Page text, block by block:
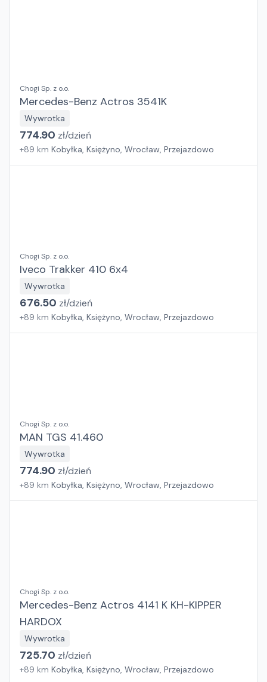
Chogi Sp. z o.o.
Mercedes-Benz Actros 3541K
Wywrotka
774.90 zł/dzień
+89 km Kobyłka, Księżyno, Wrocław, Przejazdowo
Chogi Sp. z o.o.
Iveco Trakker 410 6x4
Wywrotka
676.50 zł/dzień
+89 km Kobyłka, Księżyno, Wrocław, Przejazdowo
Chogi Sp. z o.o.
MAN TGS 41.460
Wywrotka
774.90 zł/dzień
+89 km Kobyłka, Księżyno, Wrocław, Przejazdowo
Chogi Sp. z o.o.
Mercedes-Benz Actros 4141 K KH-KIPPER
HARDOX
Wywrotka
725.70 zł/dzień
+89 km Kobyłka, Księżyno, Wrocław, Przejazdowo